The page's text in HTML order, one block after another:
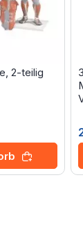
2-teilig